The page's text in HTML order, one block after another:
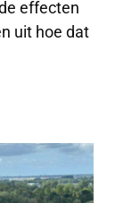
effecten
uit hoe dat